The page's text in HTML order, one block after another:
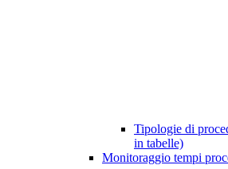
Tipologie di
in tabelle)
Monitoraggio tempi